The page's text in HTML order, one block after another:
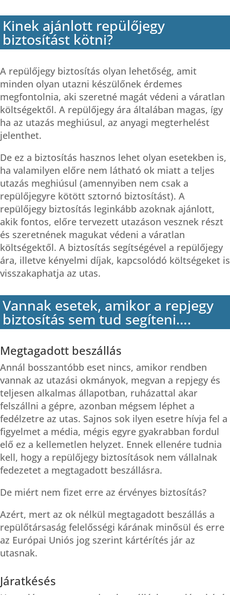
Kinek ajánlott repülőjegy
biztosítást kötni?
A repülőjegy biztosítás olyan lehetőség, amit
minden olyan utazni készülőnek érdemes
megfontolnia, aki szeretné magát védeni a váratlan
költségektől. A repülőjegy ára általában magas, így
ha az utazás meghiúsul, az anyagi megterhelést
jelenthet.
De ez a biztosítás hasznos lehet olyan esetekben is,
ha valamilyen előre nem látható ok miatt a teljes
utazás meghiúsul (amennyiben nem csak a
repülőjegyre kötött sztornó biztosítást). A
repülőjegy biztosítás leginkább azoknak ajánlott,
akik fontos, előre tervezett utazáson vesznek részt
és szeretnének magukat védeni a váratlan
költségektől. A biztosítás segítségével a repülőjegy
ára, illetve kényelmi díjak, kapcsolódó költségeket is
visszakaphatja az utas.
Vannak esetek, amikor a repjegy
biztosítás sem tud segíteni….
Megtagadott beszállás
Annál bosszantóbb eset nincs, amikor rendben
vannak az utazási okmányok, megvan a repjegy és
teljesen alkalmas állapotban, ruházattal akar
felszállni a gépre, azonban mégsem léphet a
fedélzetre az utas. Sajnos sok ilyen esetre hívja fel a
figyelmet a média, mégis egyre gyakrabban fordul
elő ez a kellemetlen helyzet. Ennek ellenére tudnia
kell, hogy a repülőjegy biztosítások nem vállalnak
fedezetet a megtagadott beszállásra.
De miért nem fizet erre az érvényes biztosítás?
Azért, mert az ok nélkül megtagadott beszállás a
repülőtársaság felelősségi kárának minősül és erre
az Európai Uniós jog szerint kártérítés jár az
utasnak.
Járatkésés